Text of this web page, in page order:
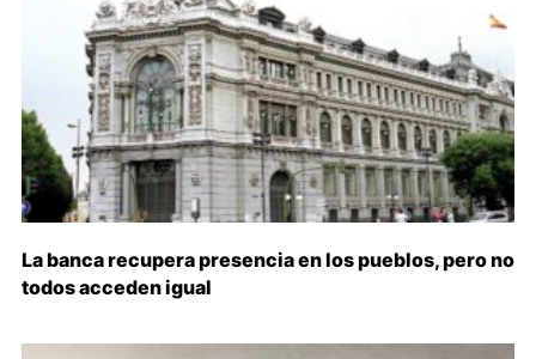
La banca recupera presencia en los pueblos, pero no
todos acceden igual